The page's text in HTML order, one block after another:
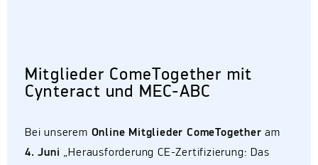
Mitglieder ComeTogether mit
Cynteract und MEC-ABC
Bei unserem Online Mitglieder ComeTogether am
4. Juni „Herausforderung CE-Zertifizierung: Das